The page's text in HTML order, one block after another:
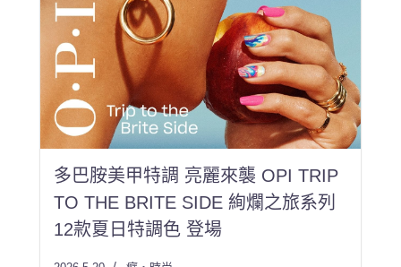
多巴胺美甲特調 亮麗來襲 OPI TRIP
TO THE BRITE SIDE 絢爛之旅系列
12款夏日特調色 登場